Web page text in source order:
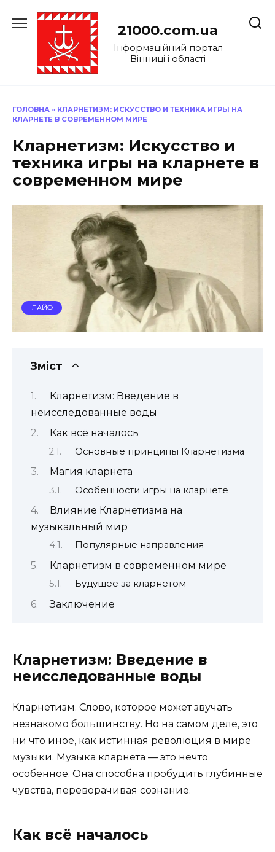
до
21000.com.ua
Інформаційний портал
Вінниці і області
ГОЛОВНА » КЛАРНЕТИЗМ: ИСКУССТВО И ТЕХНИКА ИГРЫ НА
КЛАРНЕТЕ В СОВРЕМЕННОМ МИРЕ
Кларнетизм: Искусство и
техника игры на кларнете в
современном мире
ЛАЙФ
Зміст
Кларнетизм: Введение в
неисследованные воды
Как всё началось
Основные принципы Кларнетизма
Магия кларнета
Особенности игры на кларнете
Влияние Кларнетизма на
музыкальный мир
Популярные направления
Кларнетизм в современном мире
Будущее за кларнетом
Заключение
Кларнетизм: Введение в
неисследованные воды
Кларнетизм. Слово, которое может звучать
незнакомо большинству. Но на самом деле, это
ни что иное, как истинная революция в мире
музыки. Музыка кларнета — это нечто
особенное. Она способна пробудить глубинные
чувства, переворачивая сознание.
Как всё началось